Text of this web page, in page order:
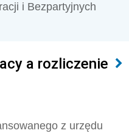
i Bezpartyjnych
a rozliczenie
z urzędu